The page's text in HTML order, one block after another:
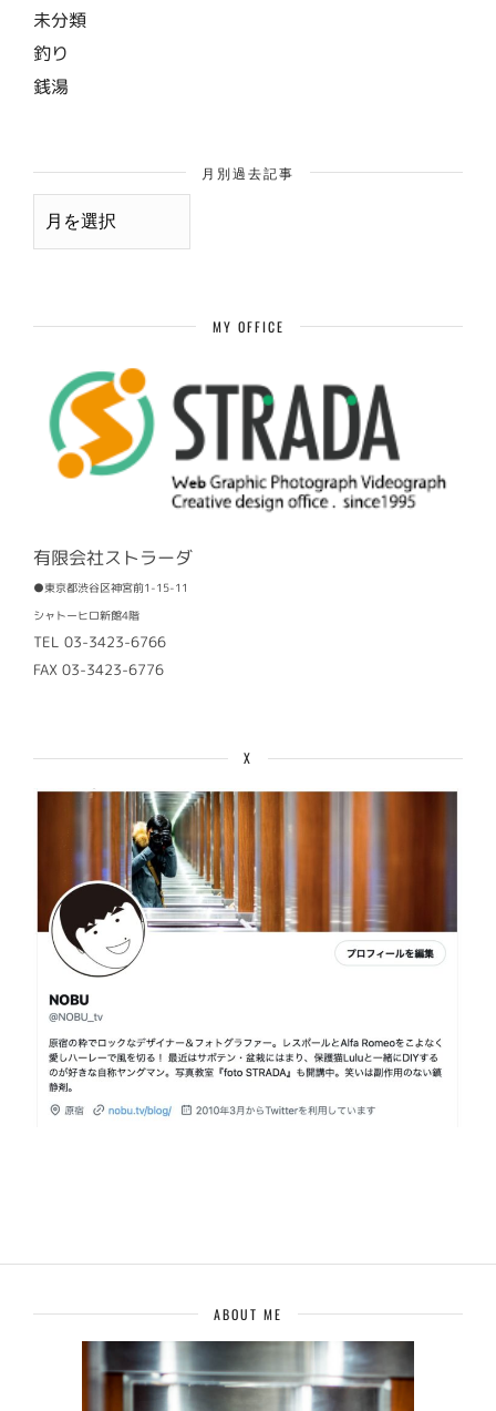
未分類
釣り
銭湯
月別過去記事
月
MY OFFICE
有限会社ストラーダ
●東京都渋谷区神宮前1-15-11
シャトーヒロ新館4階
TEL 03-3423-6766
FAX 03-3423-6776
X
ABOUT ME